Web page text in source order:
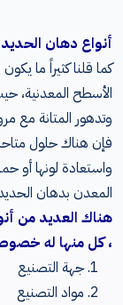
أنواع دهان
كما قلنا كثيراً ما
الأسطح المعدنية،
وتدهور المتانة مع
فإن هناك حلول
واستعادة لونها أو
المعدن بدهان
هناك العديد من
، كل منها له
جهة التصنيع
مواد التصنيع